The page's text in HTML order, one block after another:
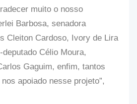
muito o nosso
Barbosa, senadora
Cleiton Cardoso, Ivory de Lira
Célio Moura,
Gaguim, enfim, tantos
apoiado nesse projeto”,